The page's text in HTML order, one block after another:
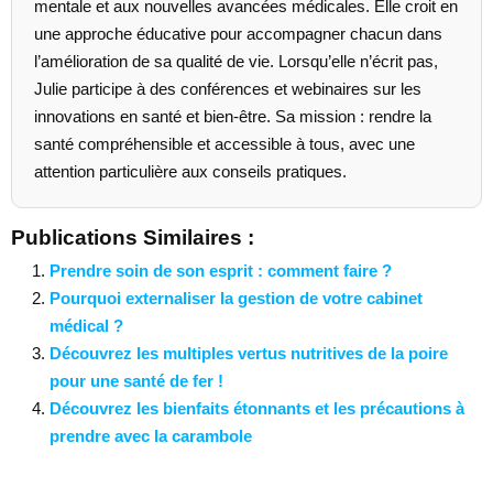
mentale et aux nouvelles avancées médicales. Elle croit en
une approche éducative pour accompagner chacun dans
l’amélioration de sa qualité de vie. Lorsqu’elle n’écrit pas,
Julie participe à des conférences et webinaires sur les
innovations en santé et bien-être. Sa mission : rendre la
santé compréhensible et accessible à tous, avec une
attention particulière aux conseils pratiques.
Publications Similaires :
Prendre soin de son esprit : comment faire ?
Pourquoi externaliser la gestion de votre cabinet
médical ?
Découvrez les multiples vertus nutritives de la poire
pour une santé de fer !
Découvrez les bienfaits étonnants et les précautions à
prendre avec la carambole